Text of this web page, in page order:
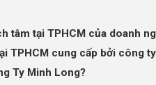
tâm tại TPHCM của doanh
TPHCM cung cấp bởi công
Ty Minh Long?